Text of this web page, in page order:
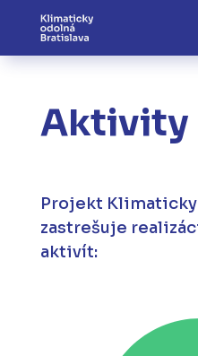
Aktivity
Projekt
zastrešuje
aktivít: